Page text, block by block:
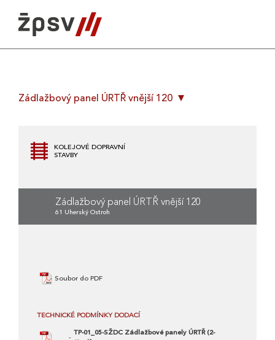
content
Zádlažbový panel ÚRTŘ vnější 120
KOLEJOVÉ DOPRAVNÍ
STAVBY
Zádlažbový panel ÚRTŘ vnější 120
61 Uherský Ostroh
Soubor do PDF
TECHNICKÉ PODMÍNKY DODACÍ
TP-01_05-SŽDC Zádlažbové panely ÚRTŘ (2-